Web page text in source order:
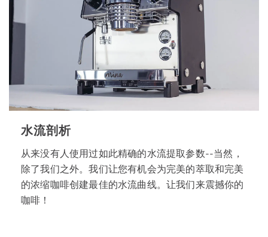
水流剖析
从来没有人使用过如此精确的水流提取参数--当然，
除了我们之外。我们让您有机会为完美的萃取和完美
的浓缩咖啡创建最佳的水流曲线。让我们来震撼你的
咖啡！